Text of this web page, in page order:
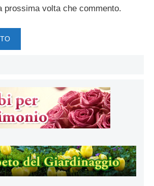
prossima volta che commento.